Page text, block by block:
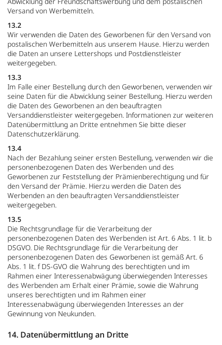
Versand von Werbemitteln.
13.2
Wir verwenden die Daten des Geworbenen für den Versand von
postalischen Werbemitteln aus unserem Hause. Hierzu werden
die Daten an unsere Lettershops und Postdienstleister
weitergegeben.
13.3
Im Falle einer Bestellung durch den Geworbenen, verwenden wir
seine Daten für die Abwicklung seiner Bestellung. Hierzu werden
die Daten des Geworbenen an den beauftragten
Versanddienstleister weitergegeben. Informationen zur weiteren
Datenübermittlung an Dritte entnehmen Sie bitte dieser
Datenschutzerklärung.
13.4
Nach der Bezahlung seiner ersten Bestellung, verwenden wir die
personenbezogenen Daten des Werbenden und des
Geworbenen zur Feststellung der Prämienberechtigung und für
den Versand der Prämie. Hierzu werden die Daten des
Werbenden an den beauftragten Versanddienstleister
weitergegeben.
13.5
Die Rechtsgrundlage für die Verarbeitung der
personenbezogenen Daten des Werbenden ist Art. 6 Abs. 1 lit. b
DSGVO. Die Rechtsgrundlage für die Verarbeitung der
personenbezogenen Daten des Geworbenen ist gemäß Art. 6
Abs. 1 lit. f DS-GVO die Wahrung des berechtigten und im
Rahmen einer Interessenabwägung überwiegenden Interesses
des Werbenden am Erhalt einer Prämie, sowie die Wahrung
unseres berechtigten und im Rahmen einer
Interessenabwägung überwiegenden Interesses an der
Gewinnung von Neukunden.
14. Datenübermittlung an Dritte